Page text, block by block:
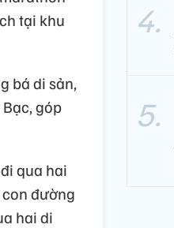
tại khu
bá di sản,
góp
qua hai
đường
hai di